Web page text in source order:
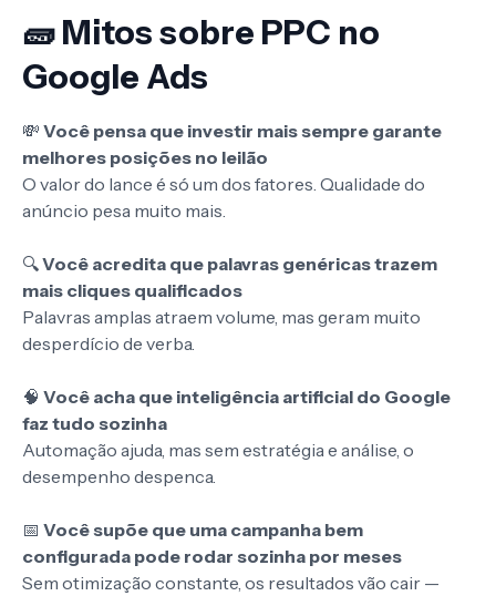
🧱 Mitos sobre PPC no
Google Ads
💸 Você pensa que investir mais sempre garante
melhores posições no leilão
O valor do lance é só um dos fatores. Qualidade do
anúncio pesa muito mais.
🔍Você acredita que palavras genéricas trazem
mais cliques qualificados
Palavras amplas atraem volume, mas geram muito
desperdício de verba.
🧠 Você acha que inteligência artificial do Google
faz tudo sozinha
Automação ajuda, mas sem estratégia e análise, o
desempenho despenca.
📅 Você supõe que uma campanha bem
configurada pode rodar sozinha por meses
Sem otimização constante, os resultados vão cair —